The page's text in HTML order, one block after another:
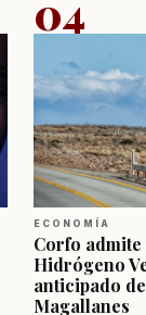
04
ECONOMÍA
Corfo
Hidrógeno
anticipado
Magallanes